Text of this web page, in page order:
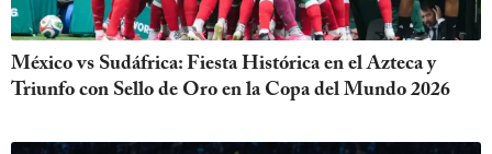
México vs Sudáfrica: Fiesta Histórica en el Azteca y
Triunfo con Sello de Oro en la Copa del Mundo 2026